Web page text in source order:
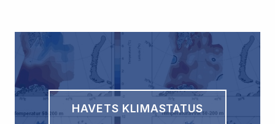
HAVETS KLIMASTATUS